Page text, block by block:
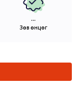
...
Зөв өнцөг